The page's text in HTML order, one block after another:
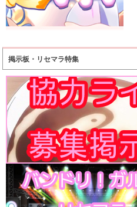
掲示板・リセマラ特集